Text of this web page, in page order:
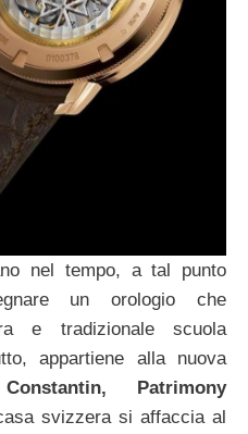
nel tempo, a tal punto
un orologio che
e tradizionale scuola
appartiene alla nuova
Patrimony
svizzera si affaccia al